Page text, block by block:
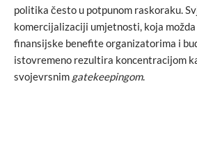
politika često u potpunom raskoraku.
komercijalizaciji umjetnosti, koja
finansijske benefite organizatorima i
istovremeno rezultira koncentracijom
svojevrsnim gatekeepingom.